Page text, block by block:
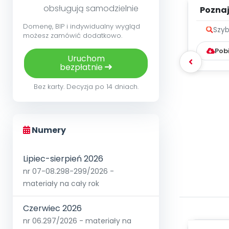
obsługują samodzielnie
Domenę, BIP i indywidualny wygląd
możesz zamówić dodatkowo.
Uruchom
bezpłatnie
Bez karty. Decyzja po 14 dniach.
Numery
Lipiec-sierpień 2026
nr 07-08.298-299/2026 -
materiały na cały rok
Czerwiec 2026
nr 06.297/2026 - materiały na